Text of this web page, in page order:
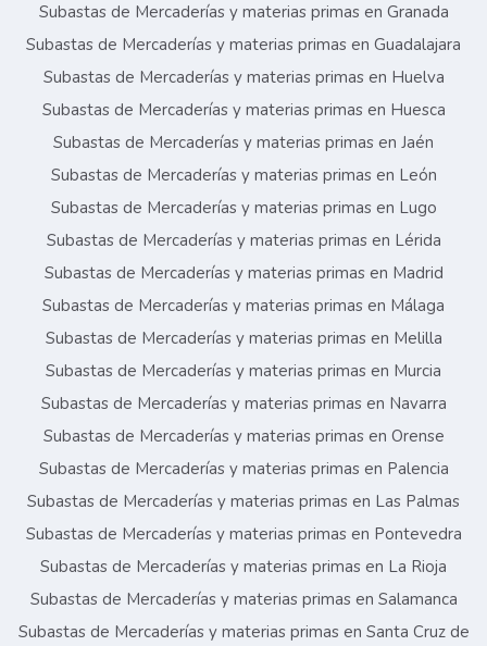
Subastas de Mercaderías y materias primas en Granada
Subastas de Mercaderías y materias primas en Guadalajara
Subastas de Mercaderías y materias primas en Huelva
Subastas de Mercaderías y materias primas en Huesca
Subastas de Mercaderías y materias primas en Jaén
Subastas de Mercaderías y materias primas en León
Subastas de Mercaderías y materias primas en Lugo
Subastas de Mercaderías y materias primas en Lérida
Subastas de Mercaderías y materias primas en Madrid
Subastas de Mercaderías y materias primas en Málaga
Subastas de Mercaderías y materias primas en Melilla
Subastas de Mercaderías y materias primas en Murcia
Subastas de Mercaderías y materias primas en Navarra
Subastas de Mercaderías y materias primas en Orense
Subastas de Mercaderías y materias primas en Palencia
Subastas de Mercaderías y materias primas en Las Palmas
Subastas de Mercaderías y materias primas en Pontevedra
Subastas de Mercaderías y materias primas en La Rioja
Subastas de Mercaderías y materias primas en Salamanca
Subastas de Mercaderías y materias primas en Santa Cruz de